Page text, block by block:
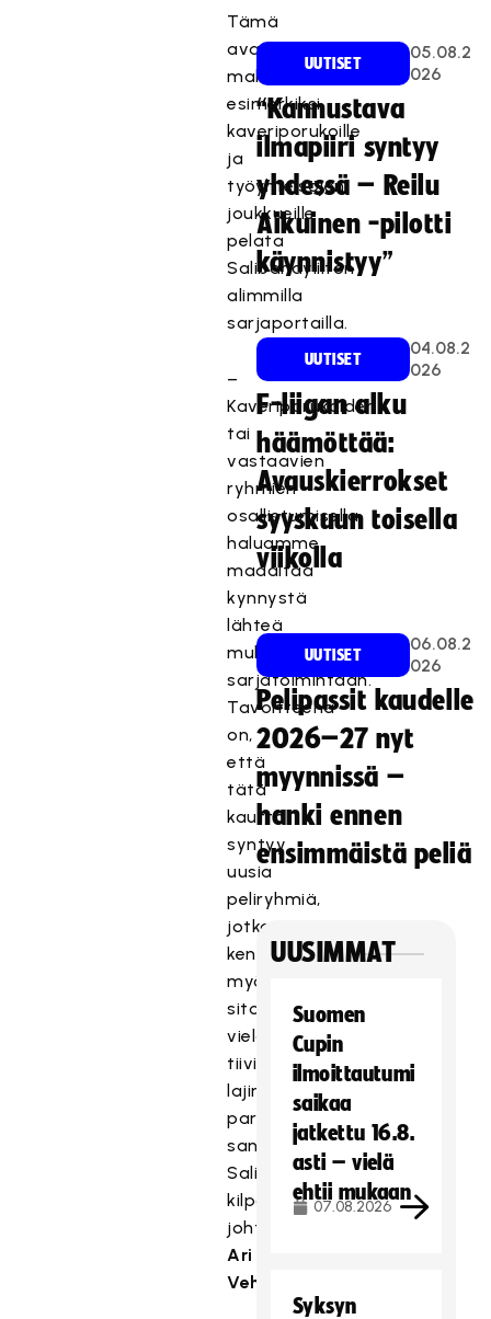
Tämä
avaa
mahdollisuuden
esimerkiksi
kaveriporukoille
ja
työyhteisöjen
joukkueille
pelata
Salibandyliiton
alimmilla
sarjaportailla.
–
Kaveriporukoiden
tai
vastaavien
ryhmien
osallistumisella
haluamme
madaltaa
kynnystä
lähteä
mukaan
sarjatoimintaan.
Tavoitteena
on,
että
tätä
kautta
syntyy
uusia
peliryhmiä,
jotka
kenties
myöhemmin
sitoutuvat
vielä
tiiviimmin
lajin
pariin,
sanoo
Salibandyliiton
kilpailutoiminnan
johtaja
Ari
Vehniäinen
UUTISET
05.08.2
026
“Kannustava
ilmapiiri syntyy
yhdessä – Reilu
Aikuinen -pilotti
käynnistyy”
UUTISET
04.08.2
026
F-liigan alku
häämöttää:
Avauskierrokset
syyskuun toisella
viikolla
UUTISET
06.08.2
026
Pelipassit kaudelle
2026–27 nyt
myynnissä –
hanki ennen
ensimmäistä peliä
UUSIMMAT
Suomen
Cupin
ilmoittautumi
saikaa
jatkettu 16.8.
asti – vielä
ehtii mukaan
07.08.2026
Syksyn